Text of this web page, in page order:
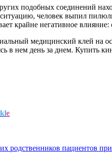
подобных соединений
человек выпил
крайне негативное
медицинский клей на
в нем день за днем. Купить
e
родственников пациентов